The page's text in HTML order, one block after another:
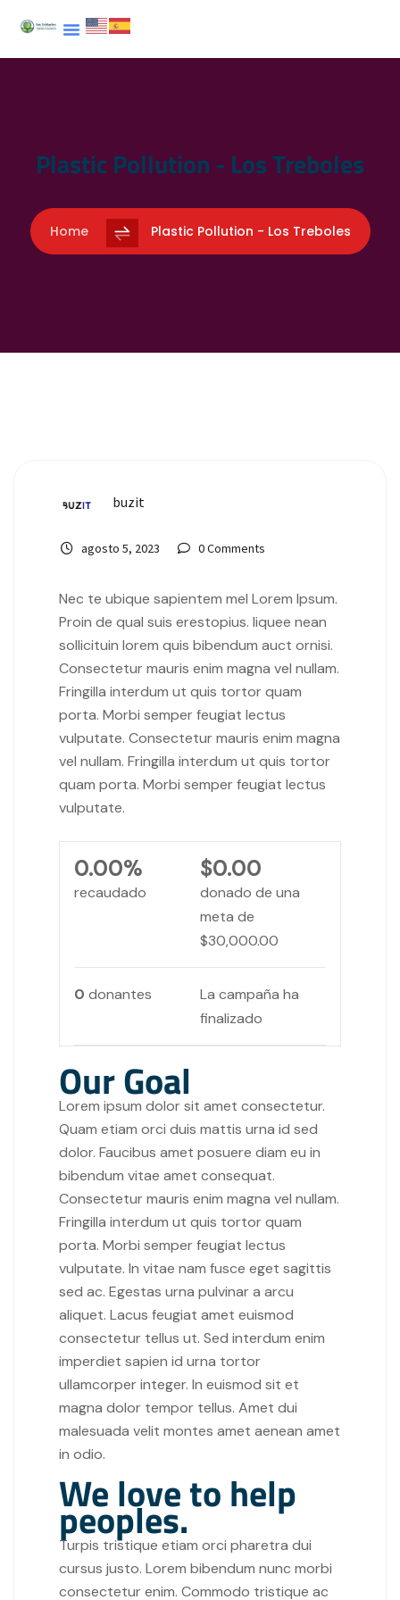
Plastic Pollution - Los Treboles
Home Plastic Pollution - Los Treboles
buzit
agosto 5, 2023 0 Comments
Nec te ubique sapientem mel Lorem Ipsum.
Proin de qual suis erestopius. liquee nean
sollicituin lorem quis bibendum auct ornisi.
Consectetur mauris enim magna vel nullam.
Fringilla interdum ut quis tortor quam
porta. Morbi semper feugiat lectus
vulputate. Consectetur mauris enim magna
vel nullam. Fringilla interdum ut quis tortor
quam porta. Morbi semper feugiat lectus
vulputate.
0.00%
recaudado
$0.00
donado de una
meta de
$30,000.00
0 donantes
La campaña ha
finalizado
Our Goal
Lorem ipsum dolor sit amet consectetur.
Quam etiam orci duis mattis urna id sed
dolor. Faucibus amet posuere diam eu in
bibendum vitae amet consequat.
Consectetur mauris enim magna vel nullam.
Fringilla interdum ut quis tortor quam
porta. Morbi semper feugiat lectus
vulputate. In vitae nam fusce eget sagittis
sed ac. Egestas urna pulvinar a arcu
aliquet. Lacus feugiat amet euismod
consectetur tellus ut. Sed interdum enim
imperdiet sapien id urna tortor
ullamcorper integer. In euismod sit et
magna dolor tempor tellus. Amet dui
malesuada velit montes amet aenean amet
in odio.
We love to help
peoples.
Turpis tristique etiam orci pharetra dui
cursus justo. Lorem bibendum nunc morbi
consectetur enim. Commodo tristique ac